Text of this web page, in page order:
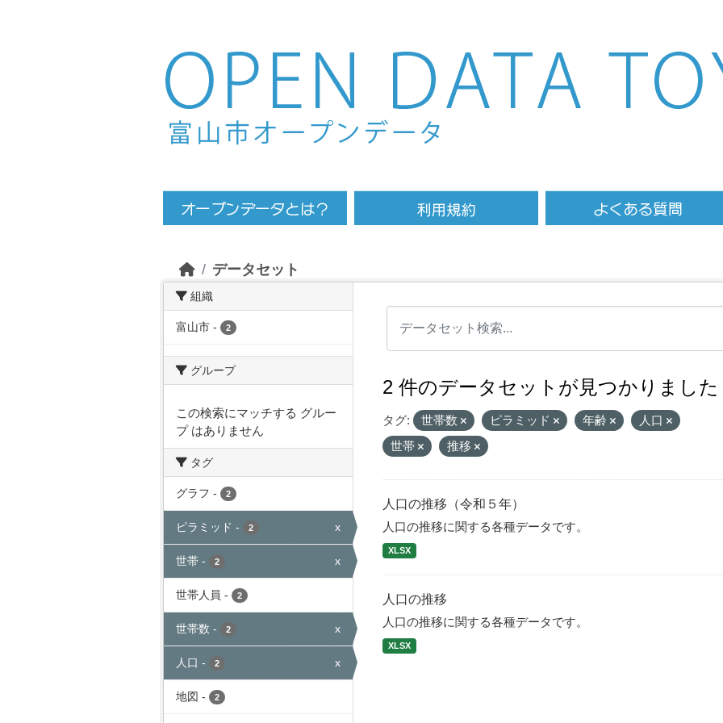
Skip to main content
データセット
組織
富山市 - 2
グループ
この検索にマッチする グルー
プ はありません
タグ
グラフ - 2
ピラミッド - 2 x
世帯 - 2 x
世帯人員 - 2
世帯数 - 2 x
人口 - 2 x
地図 - 2
2 件のデータセットが見つかりました
タグ: 世帯数 ピラミッド 年齢
人口
世帯
推移
人口の推移（令和５年）
人口の推移に関する各種データです。
XLSX
人口の推移
人口の推移に関する各種データです。
XLSX